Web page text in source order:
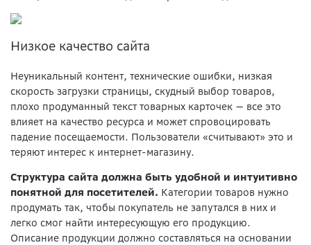
Низкое качество сайта
Неуникальный контент, технические ошибки, низкая
скорость загрузки страницы, скудный выбор товаров,
плохо продуманный текст товарных карточек — все это
влияет на качество ресурса и может спровоцировать
падение посещаемости. Пользователи «считывают» это и
теряют интерес к интернет-магазину.
Структура сайта должна быть удобной и интуитивно
понятной для посетителей. Категории товаров нужно
продумать так, чтобы покупатель не запутался в них и
легко смог найти интересующую его продукцию.
Описание продукции должно составляться на основании